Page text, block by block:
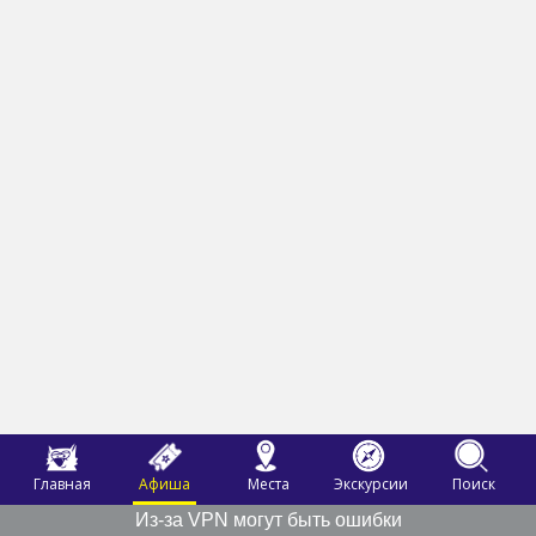
Главная Афиша Места Экскурсии
Поиск
Из-за VPN могут быть ошибки